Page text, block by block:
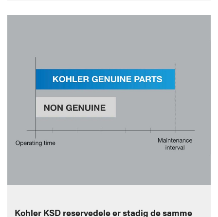
Kohler KSD reservedele er stadig de samme